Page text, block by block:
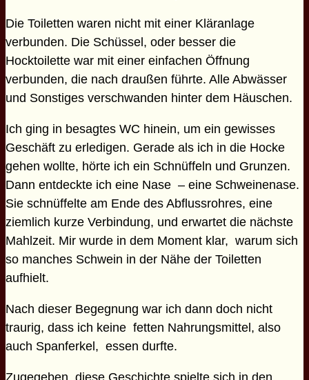
Die Toiletten waren nicht mit einer Kläranlage
verbunden. Die Schüssel, oder besser die
Hocktoilette war mit einer einfachen Öffnung
verbunden, die nach draußen führte. Alle Abwässer
und Sonstiges verschwanden hinter dem Häuschen.
Ich ging in besagtes WC hinein, um ein gewisses
Geschäft zu erledigen. Gerade als ich in die Hocke
gehen wollte, hörte ich ein Schnüffeln und Grunzen.
Dann entdeckte ich eine Nase – eine Schweinenase.
Sie schnüffelte am Ende des Abflussrohres, eine
ziemlich kurze Verbindung, und erwartet die nächste
Mahlzeit. Mir wurde in dem Moment klar, warum sich
so manches Schwein in der Nähe der Toiletten
aufhielt.
Nach dieser Begegnung war ich dann doch nicht
traurig, dass ich keine fetten Nahrungsmittel, also
auch Spanferkel, essen durfte.
Zugegeben, diese Geschichte spielte sich in den